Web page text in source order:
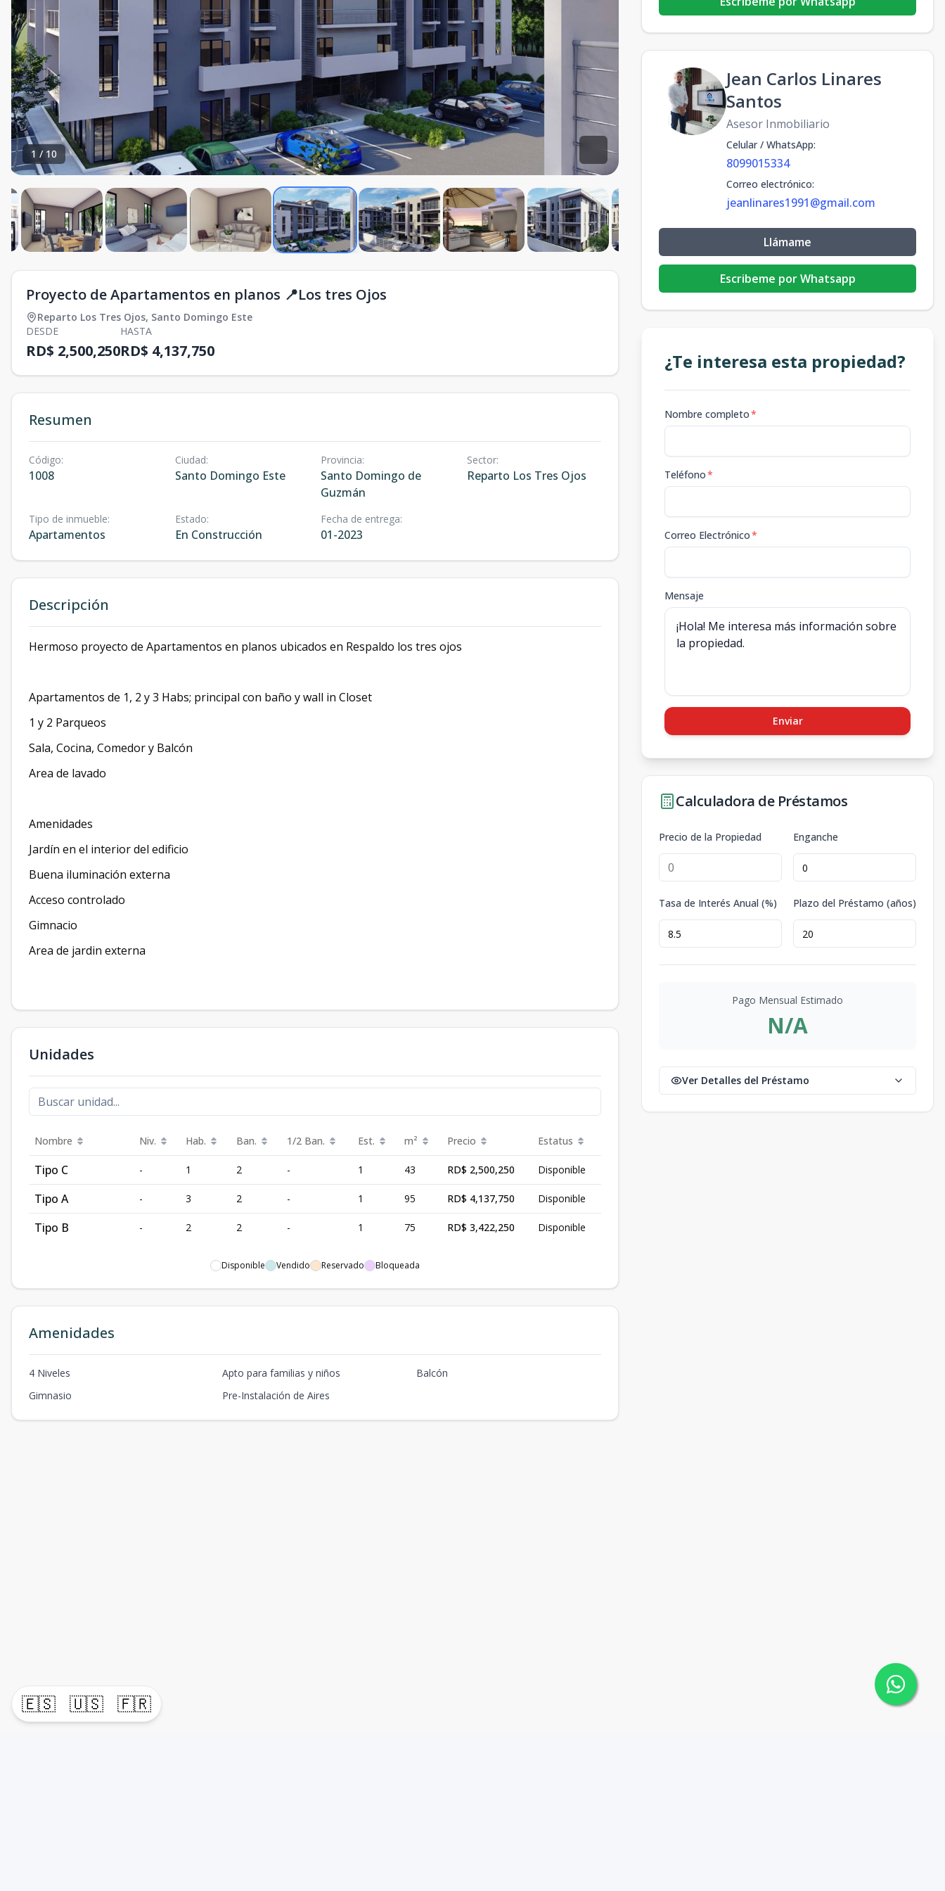
🇪🇸 🇺🇸 🇫🇷
1 / 10
Proyecto de Apartamentos en planos 📍Los tres Ojos
Reparto Los Tres Ojos, Santo Domingo Este
DESDE
RD$ 2,500,250
HASTA
RD$ 4,137,750
Resumen
Código:
1008
Ciudad:
Santo Domingo Este
Provincia:
Santo Domingo de
Guzmán
Sector:
Reparto Los Tres Ojos
Tipo de inmueble:
Apartamentos
Estado:
En Construcción
Fecha de entrega:
01-2023
Descripción
Hermoso proyecto de Apartamentos en planos ubicados en Respaldo los tres ojos
Apartamentos de 1, 2 y 3 Habs; principal con baño y wall in Closet
1 y 2 Parqueos
Sala, Cocina, Comedor y Balcón
Area de lavado
Amenidades
Jardín en el interior del edificio
Buena iluminación externa
Acceso controlado
Gimnacio
Area de jardin externa
Unidades
Nombre Niv. Hab. Ban. 1/2 Ban. Est. m² Precio Estatus
Tipo C - 1 2 - 1 43 RD$ 2,500,250 Disponible
Tipo A - 3 2 - 1 95 RD$ 4,137,750 Disponible
Tipo B - 2 2 - 1 75 RD$ 3,422,250 Disponible
Disponible Vendido Reservado Bloqueada
Amenidades
4 Niveles Apto para familias y niños
Balcón
Gimnasio
Pre-Instalación de Aires
Jean Carlos Linares
Santos
Asesor Inmobiliario
Celular / WhatsApp:
8099015334
Correo electrónico:
jeanlinares1991@gmail.com
Llámame
Escribeme por Whatsapp
¿Te interesa esta propiedad?
Nombre completo*
Teléfono*
Correo Electrónico*
Mensaje
Enviar
Calculadora de Préstamos
Precio de la Propiedad Enganche
Tasa de Interés Anual (%) Plazo del Préstamo (años)
Pago Mensual Estimado
N/A
Ver Detalles del Préstamo